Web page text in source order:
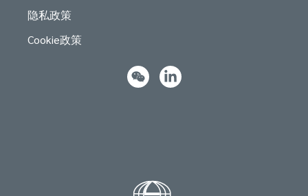
隐私政策
Cookie政策